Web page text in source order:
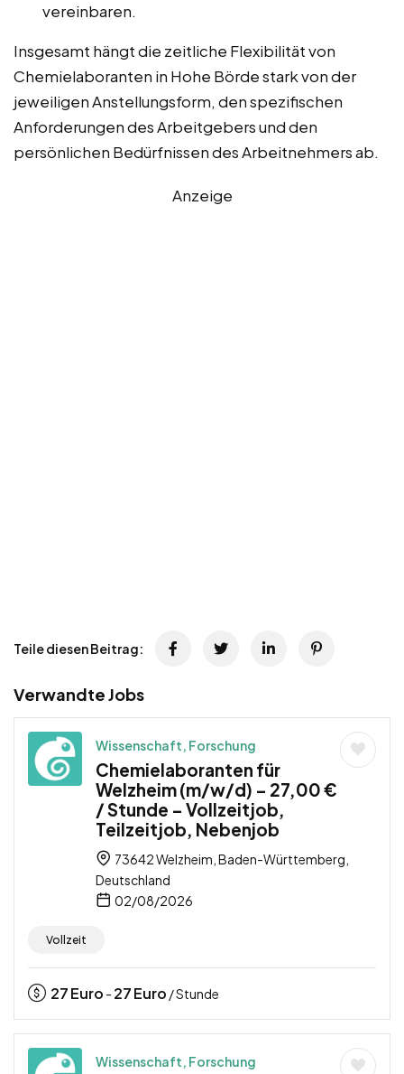
vereinbaren.
Insgesamt hängt die zeitliche Flexibilität von
Chemielaboranten in Hohe Börde stark von der
jeweiligen Anstellungsform, den spezifischen
Anforderungen des Arbeitgebers und den
persönlichen Bedürfnissen des Arbeitnehmers ab.
Anzeige
Teile diesen Beitrag:
Verwandte Jobs
Wissenschaft, Forschung
Chemielaboranten für
Welzheim (m/w/d) – 27,00 €
/ Stunde – Vollzeitjob,
Teilzeitjob, Nebenjob
73642 Welzheim, Baden-Württemberg,
Deutschland
02/08/2026
Vollzeit
27Euro - 27Euro / Stunde
Wissenschaft, Forschung